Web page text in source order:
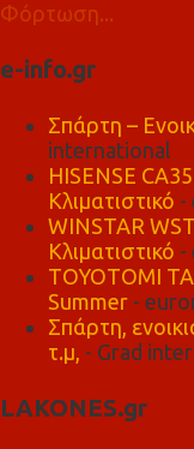
Φόρτωση...
e-info.gr
Σπάρτη –
international
HISENSE
Κλιματιστικό -
WINSTAR
Κλιματιστικό -
TOYOTOMI
Summer -
Σπάρτη,
τ.μ, - Grad
LAKONES.gr